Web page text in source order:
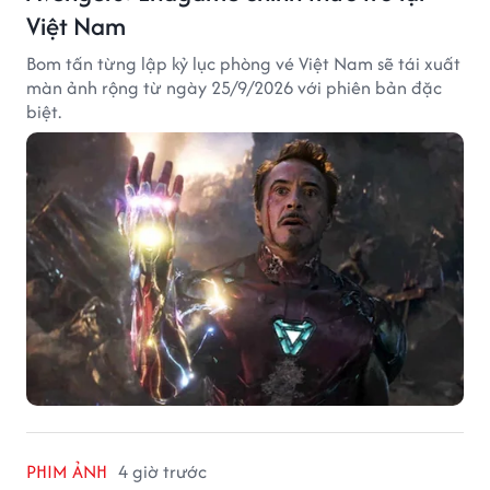
Việt Nam
Bom tấn từng lập kỷ lục phòng vé Việt Nam sẽ tái xuất
màn ảnh rộng từ ngày 25/9/2026 với phiên bản đặc
biệt.
PHIM ẢNH 4 giờ trước